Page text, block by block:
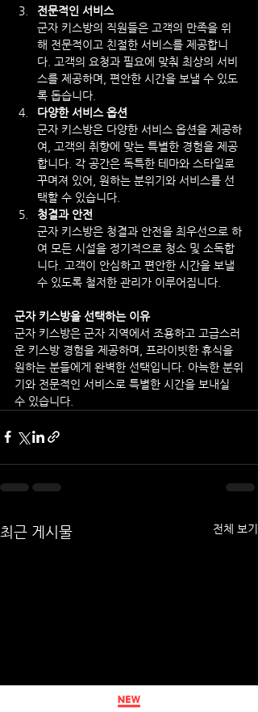
전문적인 서비스
군자 키스방의 직원들은 고객의 만족을 위
해 전문적이고 친절한 서비스를 제공합니
다. 고객의 요청과 필요에 맞춰 최상의 서비
스를 제공하며, 편안한 시간을 보낼 수 있도
록 돕습니다.
다양한 서비스 옵션
군자 키스방은 다양한 서비스 옵션을 제공하
여, 고객의 취향에 맞는 특별한 경험을 제공
합니다. 각 공간은 독특한 테마와 스타일로
꾸며져 있어, 원하는 분위기와 서비스를 선
택할 수 있습니다.
청결과 안전
군자 키스방은 청결과 안전을 최우선으로 하
여 모든 시설을 정기적으로 청소 및 소독합
니다. 고객이 안심하고 편안한 시간을 보낼
수 있도록 철저한 관리가 이루어집니다.
군자 키스방을 선택하는 이유
군자 키스방은 군자 지역에서 조용하고 고급스러
운 키스방 경험을 제공하며, 프라이빗한 휴식을
원하는 분들에게 완벽한 선택입니다. 아늑한 분위
기와 전문적인 서비스로 특별한 시간을 보내실
수 있습니다.
최근 게시물 전체 보기